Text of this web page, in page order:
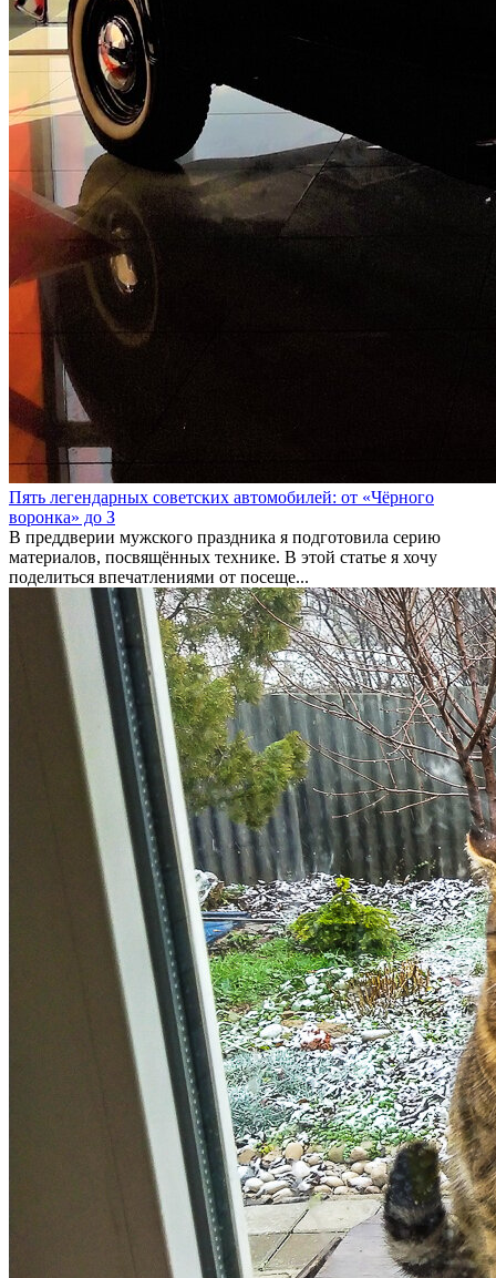
Пять легендарных советских автомобилей: от «Чёрного
воронка» до З
В преддверии мужского праздника я подготовила серию
материалов, посвящённых технике. В этой статье я хочу
поделиться впечатлениями от посеще...